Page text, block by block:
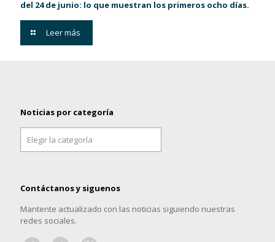
del 24 de junio: lo que muestran los primeros ocho días.
Leer más
Noticias por categoría
por
categoría
Contáctanos y siguenos
Mantente actualizado con las noticias siguiendo nuestras
redes sociales.